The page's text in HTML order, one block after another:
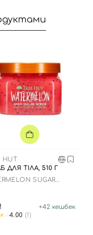
HUT
ДЛЯ ТІЛА, 510 Г
SUGAR
+42 кешбек
4.00 (1)
реєстрації ви
e-mail